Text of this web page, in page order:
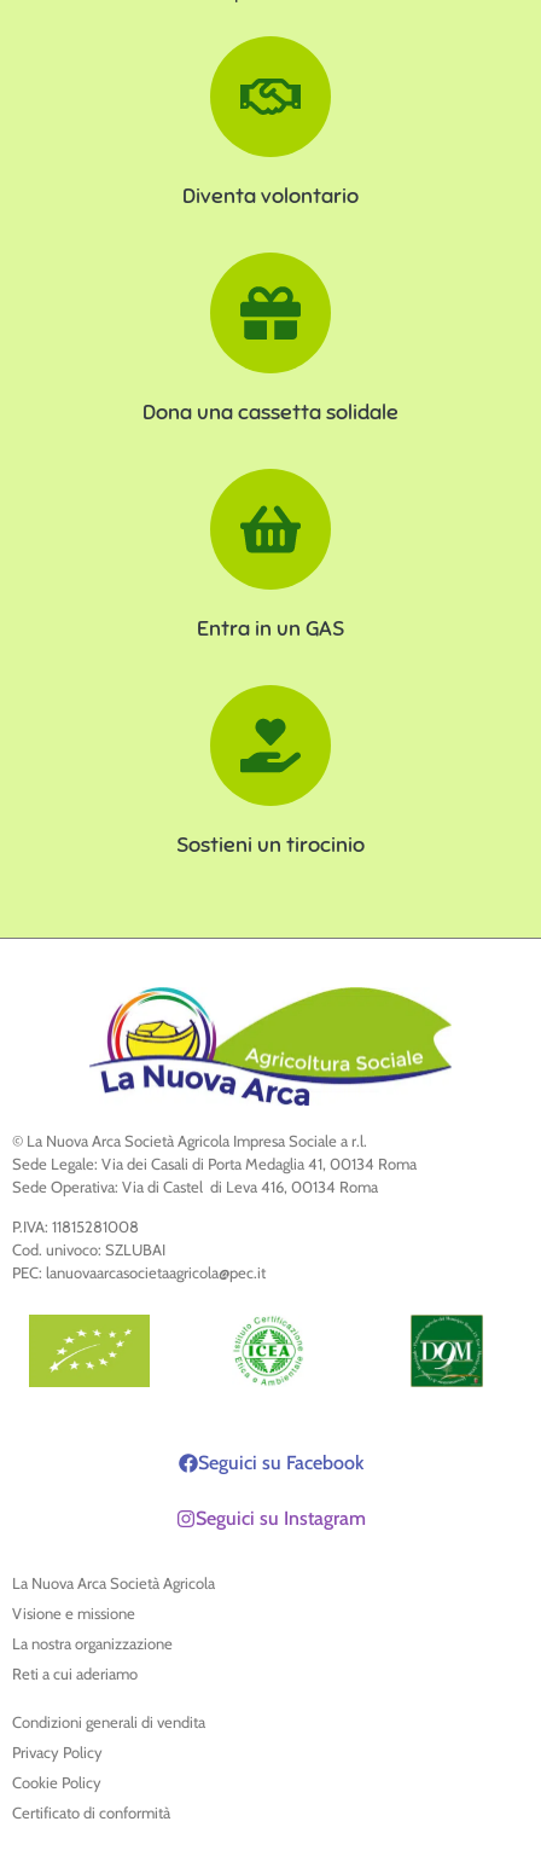
Diventa volontario
Dona una cassetta solidale
Entra in un GAS
Sostieni un tirocinio
© La Nuova Arca Società Agricola Impresa Sociale a r.l.
Sede Legale: Via dei Casali di Porta Medaglia 41, 00134 Roma
Sede Operativa: Via di Castel di Leva 416, 00134 Roma
P.IVA: 11815281008
Cod. univoco: SZLUBAI
PEC: lanuovaarcasocietaagricola@pec.it
Seguici su Facebook
Seguici su Instagram
La Nuova Arca Società Agricola
Visione e missione
La nostra organizzazione
Reti a cui aderiamo
Condizioni generali di vendita
Privacy Policy
Cookie Policy
Certificato di conformità